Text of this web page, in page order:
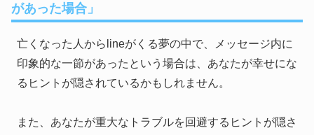
があった場合」
亡くなった人からlineがくる夢の中で、メッセージ内に
印象的な一節があったという場合は、あなたが幸せにな
るヒントが隠されているかもしれません。
また、あなたが重大なトラブルを回避するヒントが隠さ